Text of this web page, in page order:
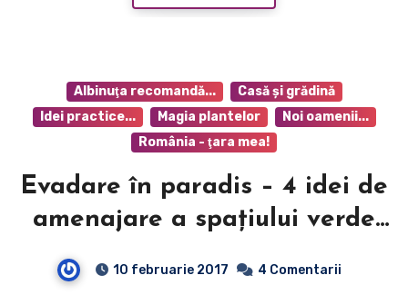
Albinuţa recomandă...
Casă şi grădină
Idei practice...
Magia plantelor
Noi oamenii...
România - ţara mea!
Evadare în paradis – 4 idei de
amenajare a spaţiului verde
10 februarie 2017 4 Comentarii